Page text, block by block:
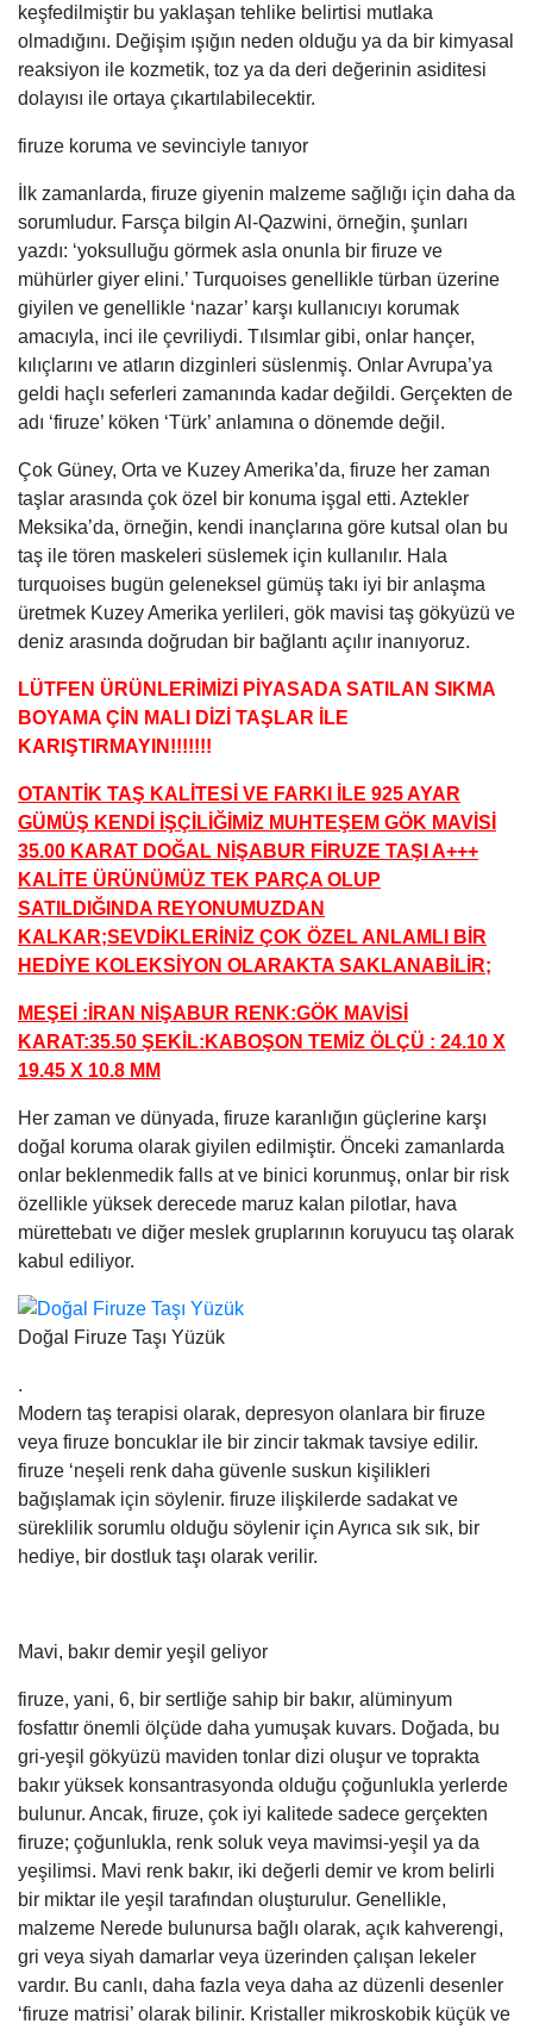
keşfedilmiştir bu yaklaşan tehlike belirtisi mutlaka
olmadığını. Değişim ışığın neden olduğu ya da bir kimyasal
reaksiyon ile kozmetik, toz ya da deri değerinin asiditesi
dolayısı ile ortaya çıkartılabilecektir.
firuze koruma ve sevinciyle tanıyor
İlk zamanlarda, firuze giyenin malzeme sağlığı için daha da
sorumludur. Farsça bilgin Al-Qazwini, örneğin, şunları
yazdı: ‘yoksulluğu görmek asla onunla bir firuze ve
mühürler giyer elini.’ Turquoises genellikle türban üzerine
giyilen ve genellikle ‘nazar’ karşı kullanıcıyı korumak
amacıyla, inci ile çevriliydi. Tılsımlar gibi, onlar hançer,
kılıçlarını ve atların dizginleri süslenmiş. Onlar Avrupa’ya
geldi haçlı seferleri zamanında kadar değildi. Gerçekten de
adı ‘firuze’ köken ‘Türk’ anlamına o dönemde değil.
Çok Güney, Orta ve Kuzey Amerika’da, firuze her zaman
taşlar arasında çok özel bir konuma işgal etti. Aztekler
Meksika’da, örneğin, kendi inançlarına göre kutsal olan bu
taş ile tören maskeleri süslemek için kullanılır. Hala
turquoises bugün geleneksel gümüş takı iyi bir anlaşma
üretmek Kuzey Amerika yerlileri, gök mavisi taş gökyüzü ve
deniz arasında doğrudan bir bağlantı açılır inanıyoruz.
LÜTFEN ÜRÜNLERİMİZİ PİYASADA SATILAN SIKMA
BOYAMA ÇİN MALI DİZİ TAŞLAR İLE
KARIŞTIRMAYIN!!!!!!!
OTANTİK TAŞ KALİTESİ VE FARKI İLE 925 AYAR
GÜMÜŞ KENDİ İŞÇİLİĞİMİZ MUHTEŞEM GÖK MAVİSİ
35.00 KARAT DOĞAL NİŞABUR FİRUZE TAŞI A+++
KALİTE ÜRÜNÜMÜZ TEK PARÇA OLUP
SATILDIĞINDA REYONUMUZDAN
KALKAR;SEVDİKLERİNİZ ÇOK ÖZEL ANLAMLI BİR
HEDİYE KOLEKSİYON OLARAKTA SAKLANABİLİR;
MEŞEİ :İRAN NİŞABUR RENK:GÖK MAVİSİ
KARAT:35.50 ŞEKİL:KABOŞON TEMİZ ÖLÇÜ : 24.10 X
19.45 X 10.8 MM
Her zaman ve dünyada, firuze karanlığın güçlerine karşı
doğal koruma olarak giyilen edilmiştir. Önceki zamanlarda
onlar beklenmedik falls at ve binici korunmuş, onlar bir risk
özellikle yüksek derecede maruz kalan pilotlar, hava
mürettebatı ve diğer meslek gruplarının koruyucu taş olarak
kabul ediliyor.
Doğal Firuze Taşı Yüzük
.
Modern taş terapisi olarak, depresyon olanlara bir firuze
veya firuze boncuklar ile bir zincir takmak tavsiye edilir.
firuze ‘neşeli renk daha güvenle suskun kişilikleri
bağışlamak için söylenir. firuze ilişkilerde sadakat ve
süreklilik sorumlu olduğu söylenir için Ayrıca sık sık, bir
hediye, bir dostluk taşı olarak verilir.
Mavi, bakır demir yeşil geliyor
firuze, yani, 6, bir sertliğe sahip bir bakır, alüminyum
fosfattır önemli ölçüde daha yumuşak kuvars. Doğada, bu
gri-yeşil gökyüzü maviden tonlar dizi oluşur ve toprakta
bakır yüksek konsantrasyonda olduğu çoğunlukla yerlerde
bulunur. Ancak, firuze, çok iyi kalitede sadece gerçekten
firuze; çoğunlukla, renk soluk veya mavimsi-yeşil ya da
yeşilimsi. Mavi renk bakır, iki değerli demir ve krom belirli
bir miktar ile yeşil tarafından oluşturulur. Genellikle,
malzeme Nerede bulunursa bağlı olarak, açık kahverengi,
gri veya siyah damarlar veya üzerinden çalışan lekeler
vardır. Bu canlı, daha fazla veya daha az düzenli desenler
‘firuze matrisi’ olarak bilinir. Kristaller mikroskobik küçük ve